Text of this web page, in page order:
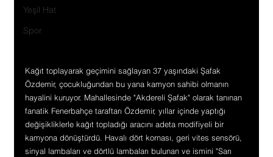
Yeşil Hat
Spor
Kağıt toplayarak geçimini sağlayan 37 yaşındaki Şafak
Özdemir, çocukluğundan bu yana kamyon sahibi olmanın
hayalini kuruyor. Mahallesinde "Akdereli Şafak" olarak tanınan
fanatik Fenerbahçe taraftarı Özdemir, yıllar içinde yaptığı
değişikliklerle kağıt topladığı aracını adeta modifiyeli bir
kamyona dönüştürdü. Havalı dört kornası, geri vites sensörü,
sinyal lambaları ve dörtlü lambaları bulunan ve ismini "Sarı